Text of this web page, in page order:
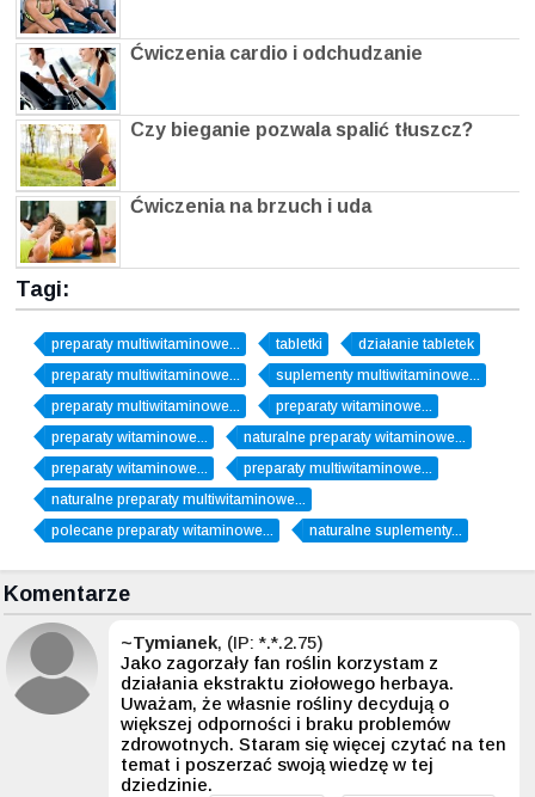
Ćwiczenia cardio i odchudzanie
Czy bieganie pozwala spalić tłuszcz?
Ćwiczenia na brzuch i uda
Tagi:
preparaty multiwitaminowe... tabletki
działanie tabletek
preparaty multiwitaminowe...
suplementy multiwitaminowe...
preparaty multiwitaminowe...
preparaty witaminowe...
preparaty witaminowe...
naturalne preparaty witaminowe...
preparaty witaminowe...
preparaty multiwitaminowe...
naturalne preparaty multiwitaminowe...
polecane preparaty witaminowe...
naturalne suplementy...
Komentarze
~Tymianek, (IP: *.*.2.75)
Jako zagorzały fan roślin korzystam z
działania ekstraktu ziołowego herbaya.
Uważam, że własnie rośliny decydują o
większej odporności i braku problemów
zdrowotnych. Staram się więcej czytać na ten
temat i poszerzać swoją wiedzę w tej
dziedzinie.